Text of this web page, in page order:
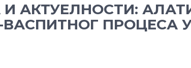
АКТУЕЛНОСТИ:
ПРОЦЕСА